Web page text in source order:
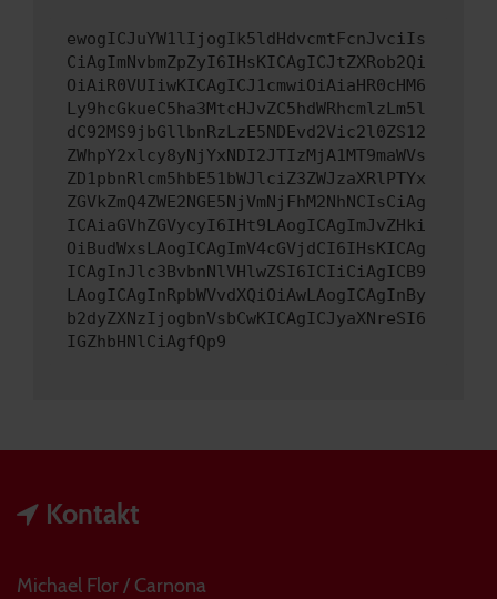
ewogICJuYW1lIjogIk5ldHdvcmtFcnJvciIs
CiAgImNvbmZpZyI6IHsKICAgICJtZXRob2Qi
OiAiR0VUIiwKICAgICJ1cmwiOiAiaHR0cHM6
Ly9hcGkueC5ha3MtcHJvZC5hdWRhcmlzLm5l
dC92MS9jbGllbnRzLzE5NDEvd2Vic2l0ZS12
ZWhpY2xlcy8yNjYxNDI2JTIzMjA1MT9maWVs
ZD1pbnRlcm5hbE51bWJlciZ3ZWJzaXRlPTYx
ZGVkZmQ4ZWE2NGE5NjVmNjFhM2NhNCIsCiAg
ICAiaGVhZGVycyI6IHt9LAogICAgImJvZHki
OiBudWxsLAogICAgImV4cGVjdCI6IHsKICAg
ICAgInJlc3BvbnNlVHlwZSI6ICIiCiAgICB9
LAogICAgInRpbWVvdXQiOiAwLAogICAgInBy
b2dyZXNzIjogbnVsbCwKICAgICJyaXNreSI6
IGZhbHNlCiAgfQp9
Kontakt
Michael Flor / Carnona